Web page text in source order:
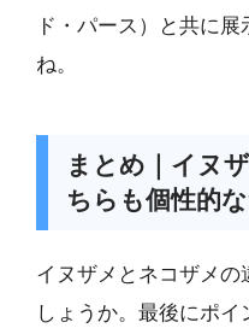
ド・パース）と共に
ね。
まとめ｜イヌ
ちらも個性的
イヌザメとネコザメ
しょうか。最後にポイ